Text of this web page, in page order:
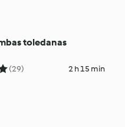
toledanas
(29) 2 h 15 min